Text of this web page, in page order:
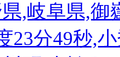
,岐阜県,御
23分49秒,